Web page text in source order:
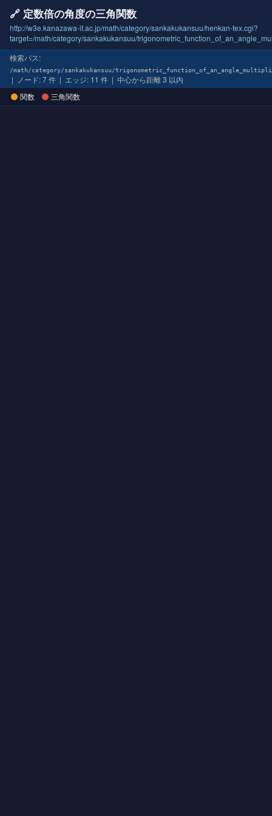
🔗 定数倍の角度の三角関数
http://w3e.kanazawa-it.ac.jp/math/category/sankakukansuu/henkan-tex.cgi?
target=/math/category/sankakukansuu/
検索パス:
/math/category/sankakukansuu/
| ノード: 7 件 | エッジ: 11 件 | 中心から距離 3 以内
関数 三角関数